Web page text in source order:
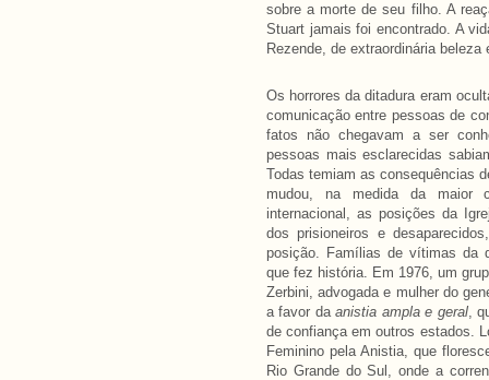
sobre a morte de seu filho. A
Stuart jamais foi encontrado. A
Rezende, de extraordinária beleza
Os horrores da ditadura eram
comunicação entre pessoas de
fatos não chegavam a ser
pessoas mais esclarecidas
Todas temiam as consequências
mudou, na medida da maior
internacional, as posições da
dos prisioneiros e
posição. Famílias de vítimas da
que fez história. Em 1976, um
Zerbini, advogada e mulher do
a favor daanistia ampla e geral,
de confiança em outros estados.
Feminino pela Anistia, que
Rio Grande do Sul, onde a